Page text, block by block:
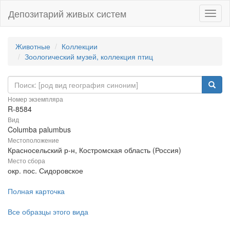
Депозитарий живых систем
Животные
Коллекции
Зоологический музей, коллекция птиц
Номер экземпляра
R-8584
Вид
Columba palumbus
Местоположение
Красносельский р-н, Костромская область (Россия)
Место сбора
окр. пос. Сидоровское
Полная карточка
Все образцы этого вида